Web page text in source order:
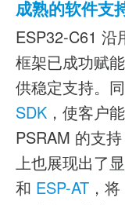
成熟的软件支
ESP32-C61 沿
框架已成功赋
供稳定支持。
SDK ，使客户
PSRAM 的支
上也展现出了
和 ESP-AT ，